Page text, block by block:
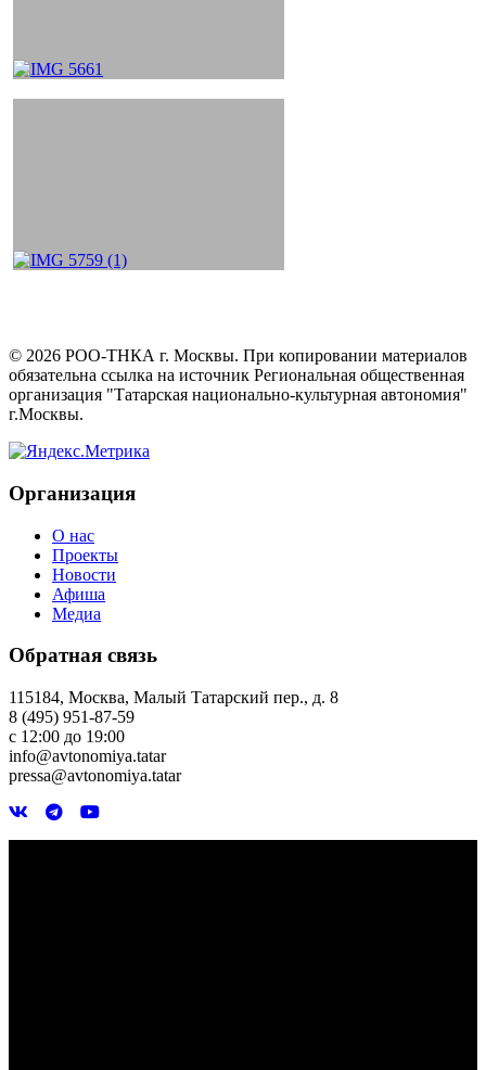
© 2026 РОО-ТНКА г. Москвы. При копировании материалов
обязательна ссылка на источник Региональная общественная
организация "Татарская национально-культурная автономия"
г.Москвы.
Организация
О нас
Проекты
Новости
Афиша
Медиа
Обратная связь
115184, Москва, Малый Татарский пер., д. 8
8 (495) 951-87-59
с 12:00 до 19:00
info@avtonomiya.tatar
pressa@avtonomiya.tatar